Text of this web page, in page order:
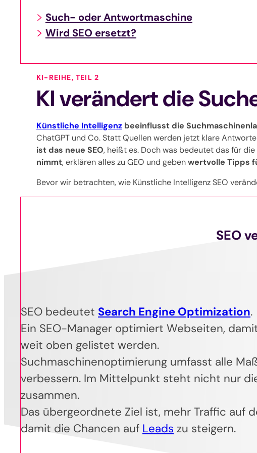
Such- oder Antwortmaschine
Wird SEO ersetzt?
KI-REIHE, TEIL 2
KI verändert die
Künstliche Intelligenz beeinflusst die
ChatGPT und Co. Statt Quellen werden jetzt klare
ist das neue SEO, heißt es. Doch was bedeutet das für
nimmt, erklären alles zu GEO und gebenwertvolle Tipps
Bevor wir betrachten, wie Künstliche Intelligenz SEO
SEO
SEO bedeutet Search Engine Optimization.
Ein SEO-Manager optimiert Webseiten,
weit oben gelistet werden.
Suchmaschinenoptimierung umfasst alle
verbessern. Im Mittelpunkt steht nicht nur
zusammen.
Das übergeordnete Ziel ist, mehr Traffic auf
damit die Chancen auf Leads zu steigern.